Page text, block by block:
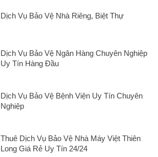
Dịch Vụ Bảo Vệ Nhà Riêng, Biệt Thự
Dịch Vụ Bảo Vệ Ngân Hàng Chuyên Nghiệp
Uy Tín Hàng Đầu
Dịch Vụ Bảo Vệ Bệnh Viện Uy Tín Chuyên
Nghiệp
Thuê Dịch Vụ Bảo Vệ Nhà Máy Việt Thiên
Long Giá Rẻ Uy Tín 24/24